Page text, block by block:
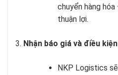
chuyển hàng hóa
thuận lợi.
Nhận báo giá và điều
NKP Logistics